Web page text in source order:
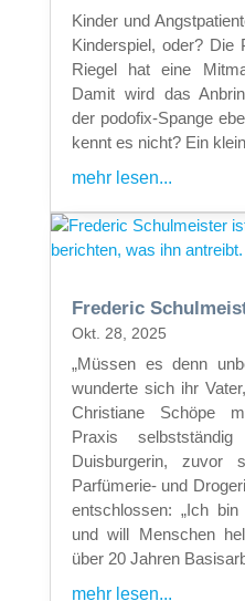
Kinder und
Kinderspiel, oder? Die
Riegel hat eine
Damit wird das
der podofix-Spange
kennt es nicht? Ein
mehr lesen...
Frederic
Okt. 28, 2025
„Müssen es denn
wunderte sich ihr
Christiane Schöpe
Praxis
Duisburgerin, zuvor
Parfümerie- und
entschlossen: „Ich
und will Menschen
über 20 Jahren
mehr lesen...